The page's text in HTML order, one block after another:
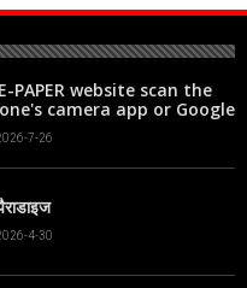
PAPER website scan the
camera app or Google
and tap the web link
screen
7-26
4-30